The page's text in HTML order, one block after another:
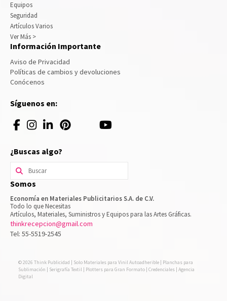
Equipos
Seguridad
Artículos Varios
Ver Más >
Información Importante
Aviso de Privacidad
Políticas de cambios y devoluciones
Conócenos
Síguenos en:
¿Buscas algo?
Buscar
por:
Somos
Economía en Materiales Publicitarios S.A. de C.V.
Todo lo que Necesitas
Artículos, Materiales, Suministros y Equipos para las Artes Gráficas.
thinkrecepcion@gmail.com
Tel: 55-5519-2545
© 2026 Think Publicidad | Solo Materiales para Vinil Autoadherible | Planchas para
Sublimación | Serigrafía Textil | Plotters para Gran Formato | Credenciales | Agencia
Digital